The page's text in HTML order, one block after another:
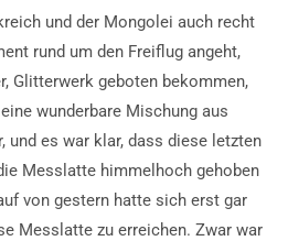
und der Mongolei auch recht
rund um den Freiflug angeht,
Glitterwerk geboten bekommen,
wunderbare Mischung aus
und es war klar, dass diese letzten
Messlatte himmelhoch gehoben
von gestern hatte sich erst gar
Messlatte zu erreichen. Zwar war